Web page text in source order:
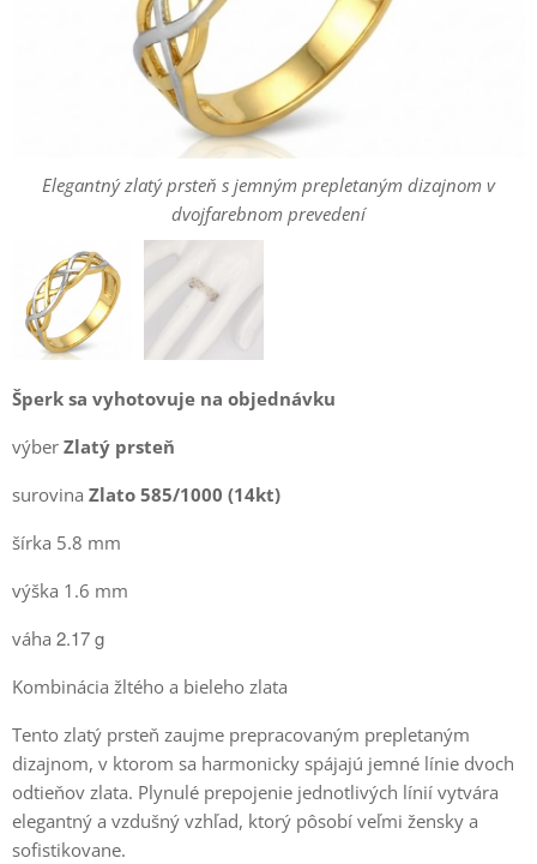
Elegantný zlatý prsteň s jemným prepletaným dizajnom v
dvojfarebnom prevedení
Elegantný zlatý prsteň s jemným prepletaným dizajnom v
dvojfarebnom prevedení
Šperk sa vyhotovuje na objednávku
výber Zlatý prsteň
surovina Zlato 585/1000 (14kt)
šírka 5.8 mm
výška 1.6 mm
váha 2.17 g
Kombinácia žltého a bieleho zlata
Tento zlatý prsteň zaujme prepracovaným prepletaným
dizajnom, v ktorom sa harmonicky spájajú jemné línie dvoch
odtieňov zlata. Plynulé prepojenie jednotlivých línií vytvára
elegantný a vzdušný vzhľad, ktorý pôsobí veľmi žensky a
sofistikovane.